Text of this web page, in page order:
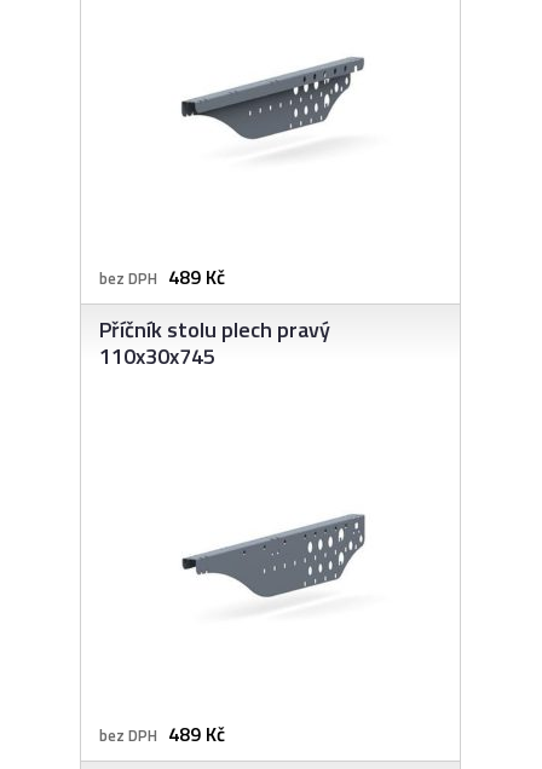
bez DPH 489 Kč
Příčník stolu plech pravý
110x30x745
bez DPH 489 Kč